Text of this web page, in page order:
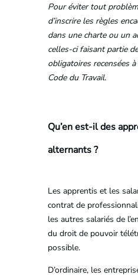
Pour éviter tout
d’inscrire les règles
dans une charte ou un
celles-ci faisant partie
obligatoires recensées
Code du Travail.
Qu’en est-il des
alternants ?
Les apprentis et les
contrat de
les autres salariés de
du droit de pouvoir
possible.
D’ordinaire, les